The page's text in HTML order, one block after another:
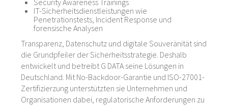
Security Awareness Trainings
IT-Sicherheitsdienstleistungen wie
Penetrationstests, Incident Response und
forensische Analysen
Transparenz, Datenschutz und digitale Souveränität sind
die Grundpfeiler der Sicherheitsstrategie. Deshalb
entwickelt und betreibt G DATA seine Lösungen in
Deutschland. Mit No-Backdoor-Garantie und ISO-27001-
Zertifizierzung unterstützten sie Unternehmen und
Organisationen dabei, regulatorische Anforderungen zu